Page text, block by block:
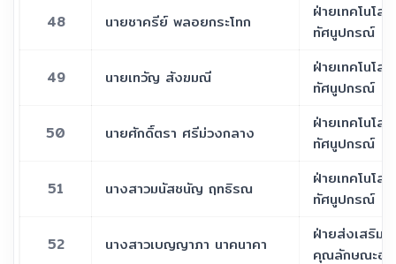
48 นายชาครีย์ พลอยกระโทก
ฝ่ายเทคโนโล
ทัศนูปกรณ์
49 นายเทวัญ สังฆมณี
ฝ่ายเทคโนโล
ทัศนูปกรณ์
50 นายศักดิ์ตรา ศรีม่วงกลาง
ฝ่ายเทคโนโล
ทัศนูปกรณ์
51 นางสาวมนัสชนัญ ฤทธิรณ
ฝ่ายเทคโนโล
ทัศนูปกรณ์
52 นางสาวเบญญาภา นาคนาคา
ฝ่ายส่งเสริมร
คุณลักษณะอั